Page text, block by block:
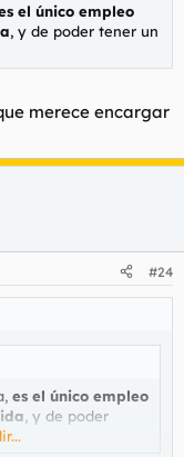
el único empleo
, y de poder tener un
merece encargar
#24
es el único empleo
, y de poder